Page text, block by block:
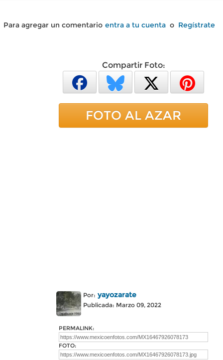
Para agregar un comentario entra a tu cuenta o Regístrate
Compartir Foto:
FOTO AL AZAR
Por: yayozarate
Publicada: Marzo 09, 2022
PERMALINK:
FOTO: